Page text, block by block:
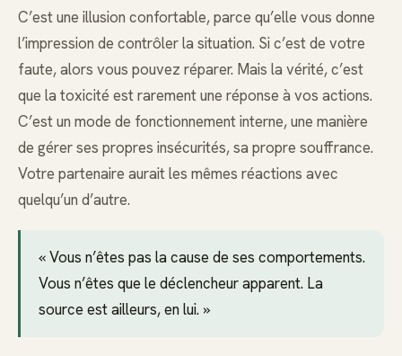
C’est une illusion confortable, parce qu’elle vous donne
l’impression de contrôler la situation. Si c’est de votre
faute, alors vous pouvez réparer. Mais la vérité, c’est
que la toxicité est rarement une réponse à vos actions.
C’est un mode de fonctionnement interne, une manière
de gérer ses propres insécurités, sa propre souffrance.
Votre partenaire aurait les mêmes réactions avec
quelqu’un d’autre.
« Vous n’êtes pas la cause de ses comportements.
Vous n’êtes que le déclencheur apparent. La
source est ailleurs, en lui. »